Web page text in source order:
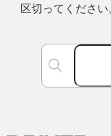
区切ってください